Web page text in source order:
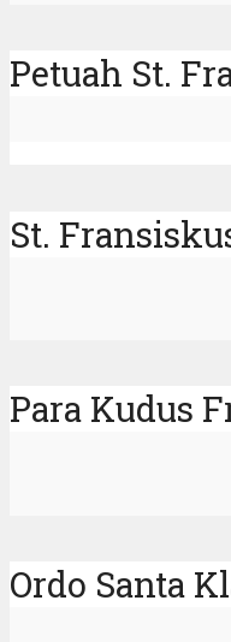
Petuah St.
St.
Para Kudus
Ordo Santa